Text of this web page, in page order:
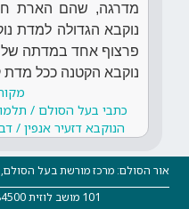
מדרגה, שהם הארת
נוקבא הגדולה למדת
פרצוף אחד במדתה של
נוקבא הקטנה ככל מדת
כתבי בעל הסולם /
הנוקבא דזעיר אנפין /
101 מושב לוזית 9984500, טלפון: 051-5730078